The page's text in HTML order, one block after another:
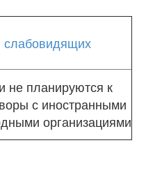
слабовидящих
не планируются к
с иностранными
организациями